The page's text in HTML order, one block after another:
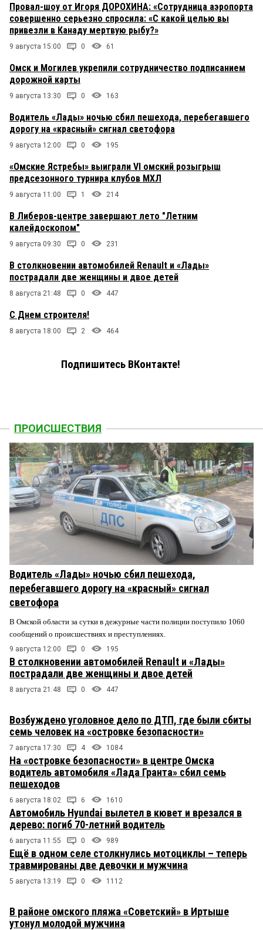
Провал-шоу от Игоря ДОРОХИНА: «Сотрудница аэропорта
совершенно серьезно спросила: «С какой целью вы
привезли в Канаду мертвую рыбу?»
9 августа 15:00 0 61
Омск и Могилев укрепили сотрудничество подписанием
дорожной карты
9 августа 13:30 0 163
Водитель «Лады» ночью сбил пешехода, перебегавшего
дорогу на «красный» сигнал светофора
9 августа 12:00 0 195
«Омские Ястребы» выиграли VI омский розыгрыш
предсезонного турнира клубов МХЛ
9 августа 11:00 1 214
В Либеров-центре завершают лето "Летним
калейдоскопом"
9 августа 09:30 0 231
В столкновении автомобилей Renault и «Лады»
пострадали две женщины и двое детей
8 августа 21:48 0 447
С Днем строителя!
8 августа 18:00 2 464
Подпишитесь ВКонтакте!
ПРОИСШЕСТВИЯ
Водитель «Лады» ночью сбил пешехода,
перебегавшего дорогу на «красный» сигнал
светофора
В Омской области за сутки в дежурные части полиции поступило 1060
сообщений о происшествиях и преступлениях.
9 августа 12:00 0 195
В столкновении автомобилей Renault и «Лады»
пострадали две женщины и двое детей
8 августа 21:48 0 447
Возбуждено уголовное дело по ДТП, где были сбиты
семь человек на «островке безопасности»
7 августа 17:30 4 1084
На «островке безопасности» в центре Омска
водитель автомобиля «Лада Гранта» сбил семь
пешеходов
6 августа 18:02 6 1610
Автомобиль Hyundai вылетел в кювет и врезался в
дерево: погиб 70-летний водитель
6 августа 11:55 0 989
Ещё в одном селе столкнулись мотоциклы – теперь
травмированы две девочки и мужчина
5 августа 13:19 0 1112
В районе омского пляжа «Советский» в Иртыше
утонул молодой мужчина